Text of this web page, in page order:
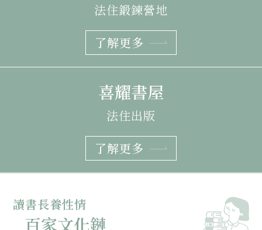
法住鍛鍊營地
了解更多
喜耀書屋
法住出版
了解更多
讀書長養性情
百家文化鏈